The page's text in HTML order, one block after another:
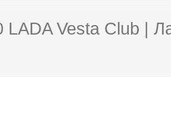
LADA Vesta Club |